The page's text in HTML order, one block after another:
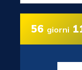
56 giorni